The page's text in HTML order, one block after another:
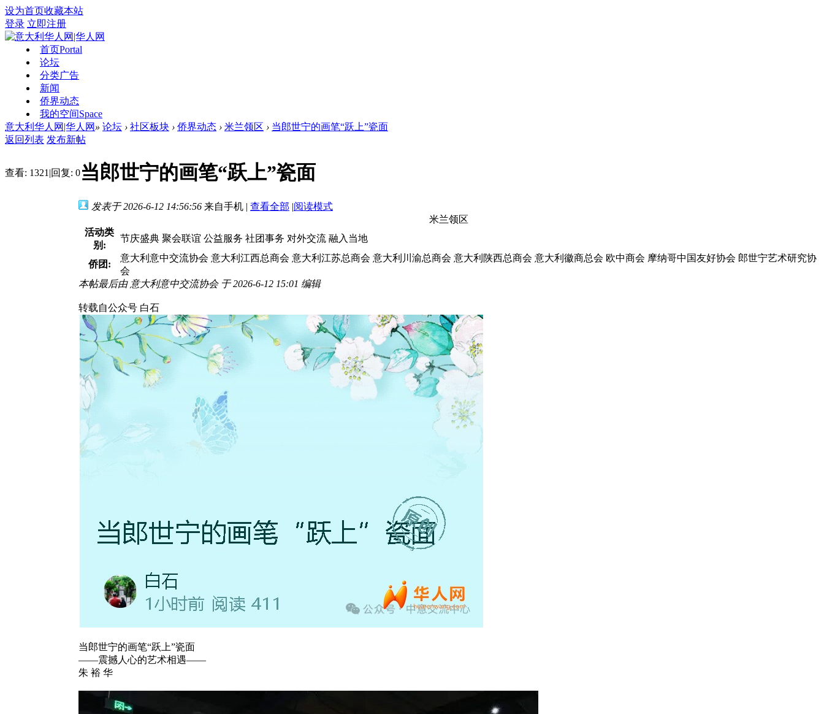
设为首页收藏本站
登录 立即注册
首页Portal
论坛
分类广告
新闻
侨界动态
我的空间Space
意大利华人网|华人网 » 论坛 › 社区板块 › 侨界动态 › 米兰领区 › 当郎世宁的画笔“跃上”瓷面
返回列表 发布新帖
查看: 1321 |回复: 0当郎世宁的画笔“跃上”瓷面
发表于 2026-6-12 14:56:56 来自手机 | 查看全部 |阅读模式
米兰领区
活动类
别:
节庆盛典 聚会联谊 公益服务 社团事务 对外交流 融入当地
侨团:
意大利意中交流协会 意大利江西总商会 意大利江苏总商会 意大利川渝总商会 意大利陕西总商会 意大利徽商总会 欧中商会 摩纳哥中国友好协会 郎世宁艺术研究协
会
本帖最后由 意大利意中交流协会 于 2026-6-12 15:01 编辑
转载自公众号 白石
当郎世宁的画笔“跃上”瓷面
——震撼人心的艺术相遇——
朱 裕 华